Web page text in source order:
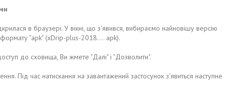
в браузері. У вікні, що з'явився, вибираємо найновішу версію
"apk" (xDrip-plus-2018.... apk).
до сховища, Ви жмете "Далі" і "Дозволити".
Під час натискання на завантажений застосунок з'явиться наступне